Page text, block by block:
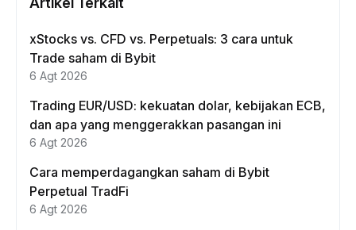
xStocks vs. CFD vs. Perpetuals: 3 cara untuk
Trade saham di Bybit
6 Agt 2026
Trading EUR/USD: kekuatan dolar, kebijakan ECB,
dan apa yang menggerakkan pasangan ini
6 Agt 2026
Cara memperdagangkan saham di Bybit
Perpetual TradFi
6 Agt 2026